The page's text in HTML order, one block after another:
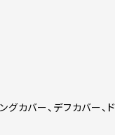
カバー、デフカバー、